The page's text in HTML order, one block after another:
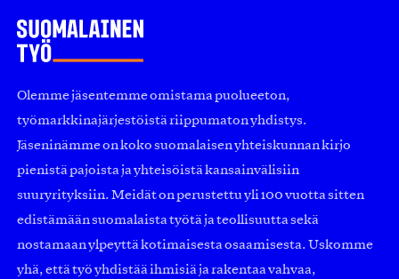
Olemme jäsentemme omistama puolueeton,
työmarkkinajärjestöistä riippumaton yhdistys.
Jäseninämme on koko suomalaisen yhteiskunnan kirjo
pienistä pajoista ja yhteisöistä kansainvälisiin
suuryrityksiin. Meidät on perustettu yli 100 vuotta sitten
edistämään suomalaista työtä ja teollisuutta sekä
nostamaan ylpeyttä kotimaisesta osaamisesta. Uskomme
yhä, että työ yhdistää ihmisiä ja rakentaa vahvaa,